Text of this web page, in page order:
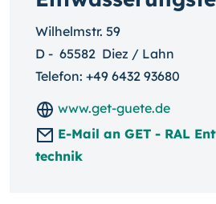
Wilhelmstr. 59
D - 65582 Diez / Lahn
Telefon: +49 6432 93680
www.get-guete.de
E-Mail an GET - RAL
technik